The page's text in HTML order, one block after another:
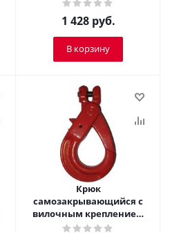
1 428руб.
В корзину
Крюк
самозакрывающийся с
вилочным креплением
TOR 1,2 т